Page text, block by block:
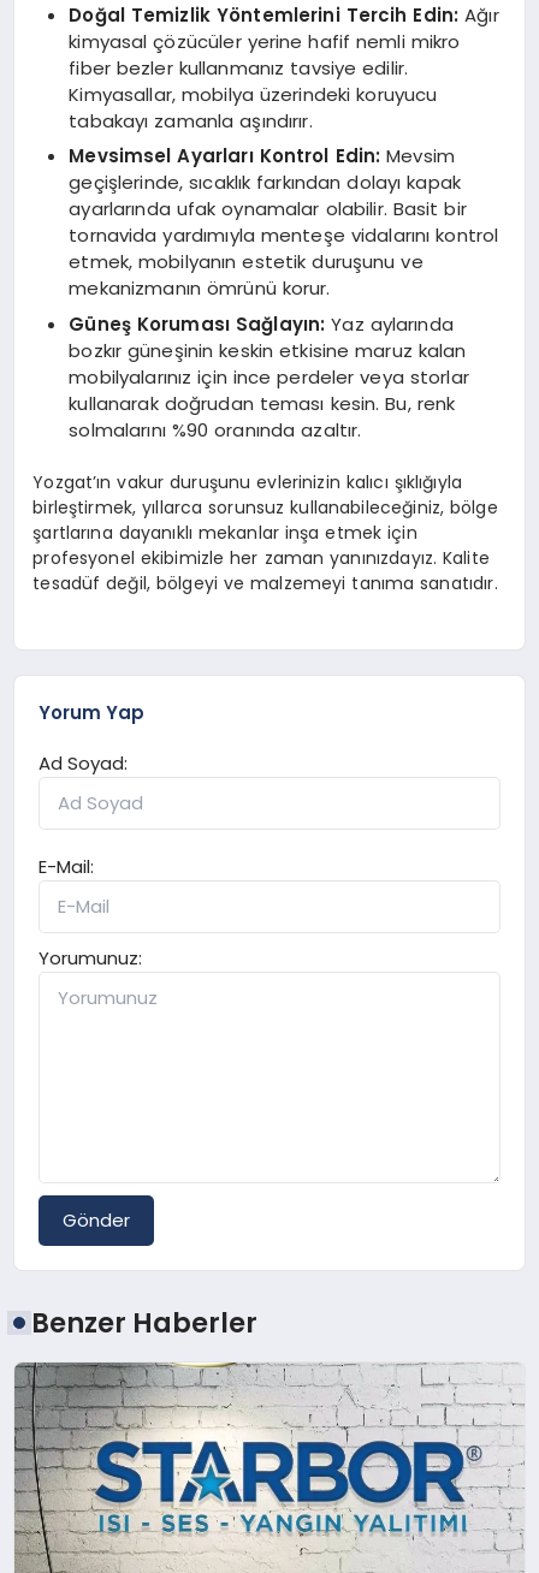
Doğal Temizlik Yöntemlerini Tercih Edin: Ağır
kimyasal çözücüler yerine hafif nemli mikro
fiber bezler kullanmanız tavsiye edilir.
Kimyasallar, mobilya üzerindeki koruyucu
tabakayı zamanla aşındırır.
Mevsimsel Ayarları Kontrol Edin: Mevsim
geçişlerinde, sıcaklık farkından dolayı kapak
ayarlarında ufak oynamalar olabilir. Basit bir
tornavida yardımıyla menteşe vidalarını kontrol
etmek, mobilyanın estetik duruşunu ve
mekanizmanın ömrünü korur.
Güneş Koruması Sağlayın: Yaz aylarında
bozkır güneşinin keskin etkisine maruz kalan
mobilyalarınız için ince perdeler veya storlar
kullanarak doğrudan teması kesin. Bu, renk
solmalarını %90 oranında azaltır.
Yozgat’ın vakur duruşunu evlerinizin kalıcı şıklığıyla
birleştirmek, yıllarca sorunsuz kullanabileceğiniz, bölge
şartlarına dayanıklı mekanlar inşa etmek için
profesyonel ekibimizle her zaman yanınızdayız. Kalite
tesadüf değil, bölgeyi ve malzemeyi tanıma sanatıdır.
Yorum Yap
Ad Soyad:
E-Mail:
Yorumunuz:
Gönder
Benzer Haberler